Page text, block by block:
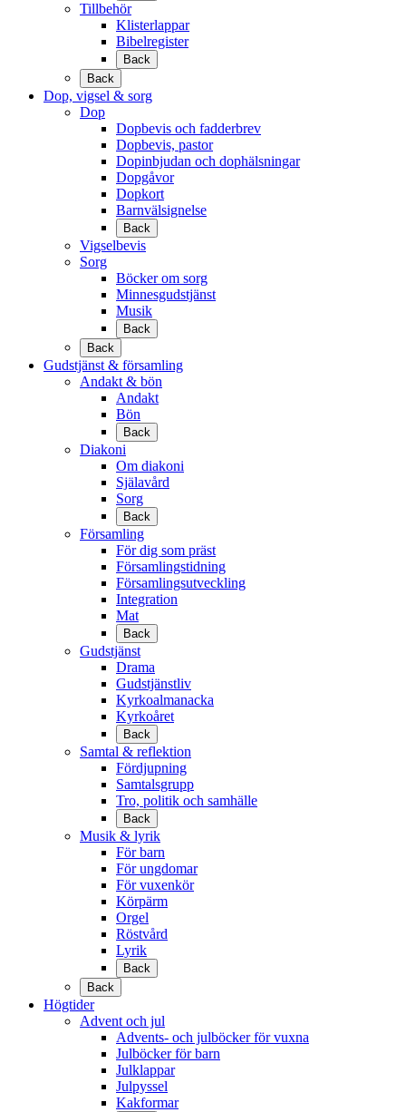
Tillbehör
Klisterlappar
Bibelregister
Back
Back
Dop, vigsel & sorg
Dop
Dopbevis och fadderbrev
Dopbevis, pastor
Dopinbjudan och dophälsningar
Dopgåvor
Dopkort
Barnvälsignelse
Back
Vigselbevis
Sorg
Böcker om sorg
Minnesgudstjänst
Musik
Back
Back
Gudstjänst & församling
Andakt & bön
Andakt
Bön
Back
Diakoni
Om diakoni
Själavård
Sorg
Back
Församling
För dig som präst
Församlingstidning
Församlingsutveckling
Integration
Mat
Back
Gudstjänst
Drama
Gudstjänstliv
Kyrkoalmanacka
Kyrkoåret
Back
Samtal & reflektion
Fördjupning
Samtalsgrupp
Tro, politik och samhälle
Back
Musik & lyrik
För barn
För ungdomar
För vuxenkör
Körpärm
Orgel
Röstvård
Lyrik
Back
Back
Högtider
Advent och jul
Advents- och julböcker för vuxna
Julböcker för barn
Julklappar
Julpyssel
Kakformar